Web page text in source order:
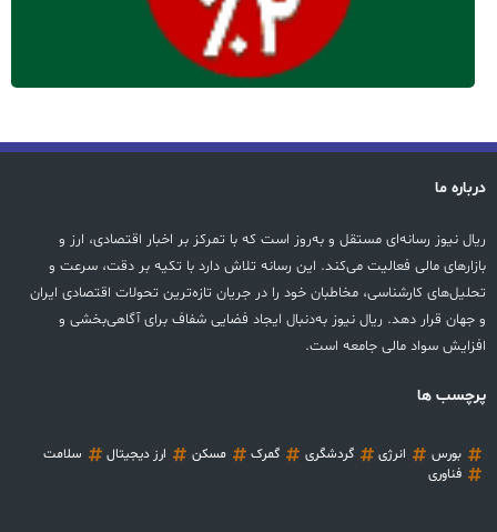
درباره ما
ریال نیوز رسانه‌ای مستقل و به‌روز است که با تمرکز بر اخبار اقتصادی، ارز و
بازارهای مالی فعالیت می‌کند. این رسانه تلاش دارد با تکیه بر دقت، سرعت و
تحلیل‌های کارشناسی، مخاطبان خود را در جریان تازه‌ترین تحولات اقتصادی ایران
و جهان قرار دهد. ریال نیوز به‌دنبال ایجاد فضایی شفاف برای آگاهی‌بخشی و
افزایش سواد مالی جامعه است.
پرچسب ها
بورس انرژی گردشگری گمرک مسکن ارز دیجیتال
سلامت
فناوری